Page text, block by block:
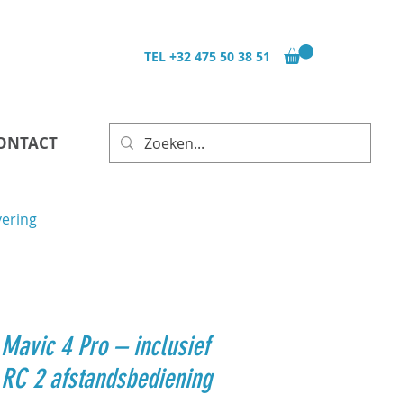
TEL +32 475 50 38 51
4 Pro – inclusief
2 afstandsbediening